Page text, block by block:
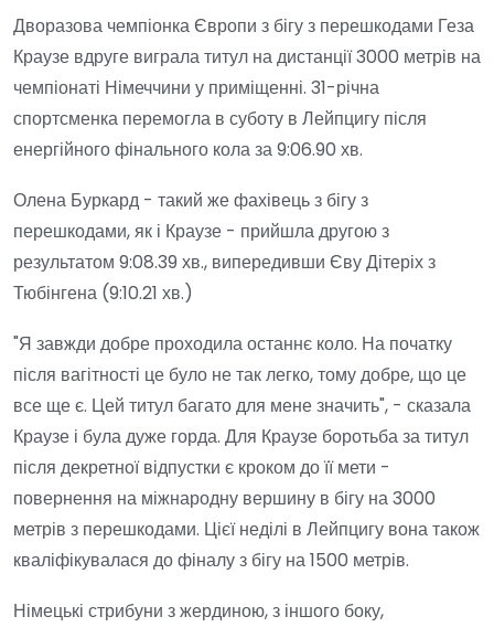
Дворазова чемпіонка Європи з бігу з перешкодами Геза
Краузе вдруге виграла титул на дистанції 3000 метрів на
чемпіонаті Німеччини у приміщенні. 31-річна
спортсменка перемогла в суботу в Лейпцигу після
енергійного фінального кола за 9:06.90 хв.
Олена Буркард - такий же фахівець з бігу з
перешкодами, як і Краузе - прийшла другою з
результатом 9:08.39 хв., випередивши Єву Дітеріх з
Тюбінгена (9:10.21 хв.)
"Я завжди добре проходила останнє коло. На початку
після вагітності це було не так легко, тому добре, що це
все ще є. Цей титул багато для мене значить", - сказала
Краузе і була дуже горда. Для Краузе боротьба за титул
після декретної відпустки є кроком до її мети -
повернення на міжнародну вершину в бігу на 3000
метрів з перешкодами. Цієї неділі в Лейпцигу вона також
кваліфікувалася до фіналу з бігу на 1500 метрів.
Німецькі стрибуни з жердиною, з іншого боку,